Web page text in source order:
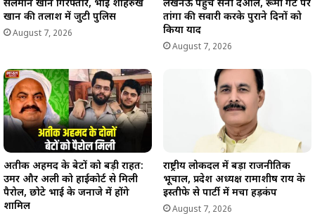
सलमान खान गिरफ्तार, भाई शाहरुख
खान की तलाश में जुटी पुलिस
August 7, 2026
लखनऊ पहुंचे सनी देओल, रूमी गेट पर
तांगा की सवारी करके पुराने दिनों को
किया याद
August 7, 2026
अतीक अहमद के बेटों को बड़ी राहत:
उमर और अली को हाईकोर्ट से मिली
पैरोल, छोटे भाई के जनाजे में होंगे
शामिल
राष्ट्रीय लोकदल में बड़ा राजनीतिक
भूचाल, प्रदेश अध्यक्ष रामाशीष राय के
इस्तीफे से पार्टी में मचा हड़कंप
August 7, 2026